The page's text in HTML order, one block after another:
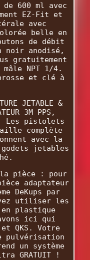
600 ml avec
EZ-Fit et
avec
belle en
de débit
noir anodisé,
gratuitement
NPT 1/4.
et clé à
JETABLE &
3M PPS,
Les pistolets
complète
avec la
jetables
pièce : pour
adaptateur
DeKups par
utiliser les
en plastique
ici qui
QKS. Votre
pulvérisation
un système
GRATUIT !